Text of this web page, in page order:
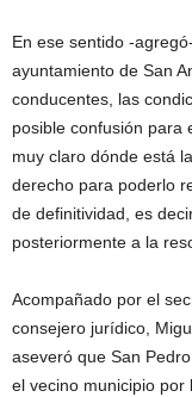
En ese sentido -
ayuntamiento de San
conducentes, las
posible confusión para
muy claro dónde está
derecho para poderlo
de definitividad, es
posteriormente a la
Acompañado por el
consejero jurídico,
aseveró que San
el vecino municipio